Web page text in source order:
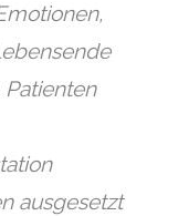
ausgesetzt